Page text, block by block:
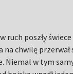
ruch poszły
na chwilę
Niemal w tym